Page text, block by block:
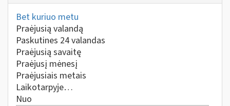
Bet kuriuo metu
Praėjusią valandą
Paskutines 24 valandas
Praėjusią savaitę
Praėjusį mėnesį
Praėjusiais metais
Laikotarpyje…
Nuo